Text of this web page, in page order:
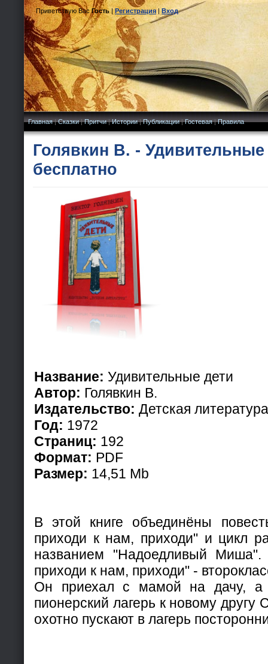
Приветствую Вас Гость|Регистрация|Вход
Главная|Сказки|Притчи|Истории|Публикации|Гостевая|Правила
Голявкин В. - Удивительные
бесплатно
Название: Удивительные дети
Автор: Голявкин В.
Издательство: Детская литература
Год: 1972
Страниц: 192
Формат: PDF
Размер: 14,51 Mb
В этой книге объединёны
приходи к нам, приходи" и цикл
названием "Надоедливый Миша".
приходи к нам, приходи" -
Он приехал с мамой на дачу, а
пионерский лагерь к новому другу
охотно пускают в лагерь